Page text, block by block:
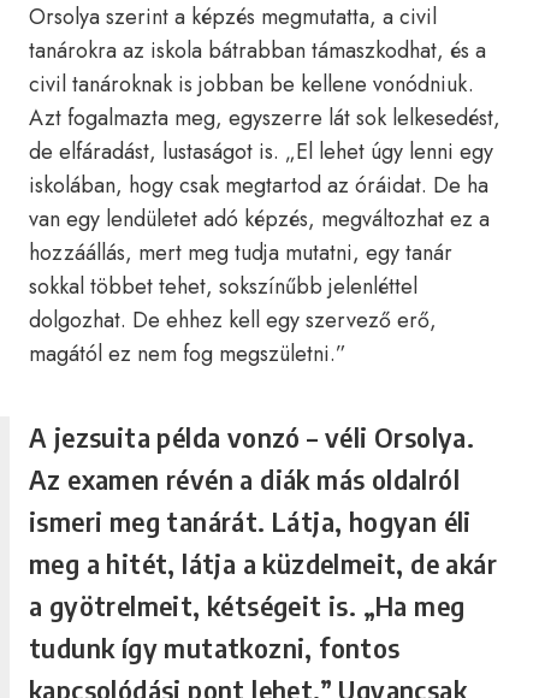
Orsolya szerint a képzés megmutatta, a civil
tanárokra az iskola bátrabban támaszkodhat, és a
civil tanároknak is jobban be kellene vonódniuk.
Azt fogalmazta meg, egyszerre lát sok lelkesedést,
de elfáradást, lustaságot is. „El lehet úgy lenni egy
iskolában, hogy csak megtartod az óráidat. De ha
van egy lendületet adó képzés, megváltozhat ez a
hozzáállás, mert meg tudja mutatni, egy tanár
sokkal többet tehet, sokszínűbb jelenléttel
dolgozhat. De ehhez kell egy szervező erő,
magától ez nem fog megszületni.”
A jezsuita példa vonzó – véli Orsolya.
Az examen révén a diák más oldalról
ismeri meg tanárát. Látja, hogyan éli
meg a hitét, látja a küzdelmeit, de akár
a gyötrelmeit, kétségeit is. „Ha meg
tudunk így mutatkozni, fontos
kapcsolódási pont lehet.” Ugyancsak